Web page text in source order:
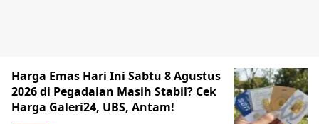
Harga Emas Hari Ini Sabtu 8 Agustus
2026 di Pegadaian Masih Stabil? Cek
Harga Galeri24, UBS, Antam!